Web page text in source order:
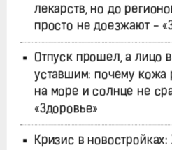
лекарств, но до
просто не доезжают -
Отпуск прошел, а лицо
уставшим: почему кожа
на море и солнце не
«Здоровье»
Кризис в новостройках: